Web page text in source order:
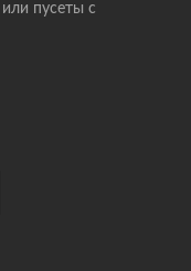
пусеты с